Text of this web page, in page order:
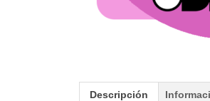
Descripción